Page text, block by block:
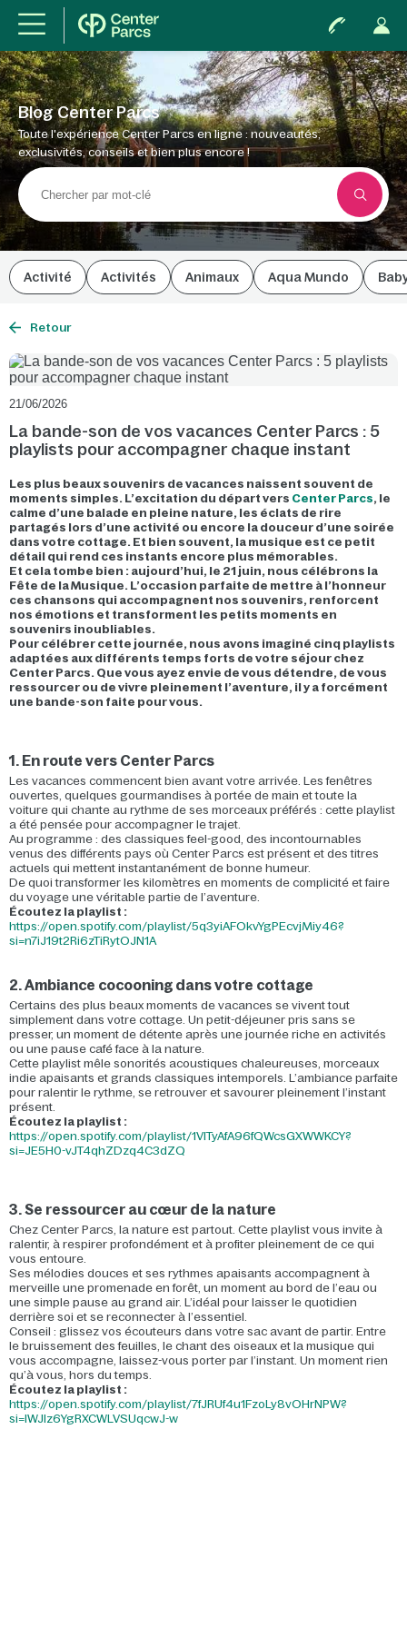
Blog Center Parcs
Toute l'expérience Center Parcs en ligne : nouveautés,
exclusivités, conseils et bien plus encore !
Activité Activités Animaux Aqua Mundo
Retour
21/06/2026
La bande-son de vos vacances Center Parcs : 5
playlists pour accompagner chaque instant
Les plus beaux souvenirs de vacances naissent souvent de
moments simples. L’excitation du départ vers Center Parcs, le
calme d’une balade en pleine nature, les éclats de rire
partagés lors d’une activité ou encore la douceur d’une soirée
dans votre cottage. Et bien souvent, la musique est ce petit
détail qui rend ces instants encore plus mémorables.
Et cela tombe bien : aujourd’hui, le 21 juin, nous célébrons la
Fête de la Musique. L’occasion parfaite de mettre à l’honneur
ces chansons qui accompagnent nos souvenirs, renforcent
nos émotions et transforment les petits moments en
souvenirs inoubliables.
Pour célébrer cette journée, nous avons imaginé cinq playlists
adaptées aux différents temps forts de votre séjour chez
Center Parcs. Que vous ayez envie de vous détendre, de vous
ressourcer ou de vivre pleinement l’aventure, il y a forcément
une bande-son faite pour vous.
1. En route vers Center Parcs
Les vacances commencent bien avant votre arrivée. Les fenêtres
ouvertes, quelques gourmandises à portée de main et toute la
voiture qui chante au rythme de ses morceaux préférés : cette playlist
a été pensée pour accompagner le trajet.
Au programme : des classiques feel-good, des incontournables
venus des différents pays où Center Parcs est présent et des titres
actuels qui mettent instantanément de bonne humeur.
De quoi transformer les kilomètres en moments de complicité et faire
du voyage une véritable partie de l’aventure.
Écoutez la playlist :
https://open.spotify.com/playlist/5q3yiAFOkvYgPEcvjMiy46?
si=n7iJ19t2Ri6zTiRytOJN1A
2. Ambiance cocooning dans votre cottage
Certains des plus beaux moments de vacances se vivent tout
simplement dans votre cottage. Un petit-déjeuner pris sans se
presser, un moment de détente après une journée riche en activités
ou une pause café face à la nature.
Cette playlist mêle sonorités acoustiques chaleureuses, morceaux
indie apaisants et grands classiques intemporels. L’ambiance parfaite
pour ralentir le rythme, se retrouver et savourer pleinement l’instant
présent.
Écoutez la playlist :
https://open.spotify.com/playlist/1VlTyAfA96fQWcsGXWWKCY?
si=JE5H0-vJT4qhZDzq4C3dZQ
3. Se ressourcer au cœur de la nature
Chez Center Parcs, la nature est partout. Cette playlist vous invite à
ralentir, à respirer profondément et à profiter pleinement de ce qui
vous entoure.
Ses mélodies douces et ses rythmes apaisants accompagnent à
merveille une promenade en forêt, un moment au bord de l’eau ou
une simple pause au grand air. L’idéal pour laisser le quotidien
derrière soi et se reconnecter à l’essentiel.
Conseil : glissez vos écouteurs dans votre sac avant de partir. Entre
le bruissement des feuilles, le chant des oiseaux et la musique qui
vous accompagne, laissez-vous porter par l’instant. Un moment rien
qu’à vous, hors du temps.
Écoutez la playlist :
https://open.spotify.com/playlist/7fJRUf4u1FzoLy8vOHrNPW?
si=IWJlz6YgRXCWLVSUqcwJ-w